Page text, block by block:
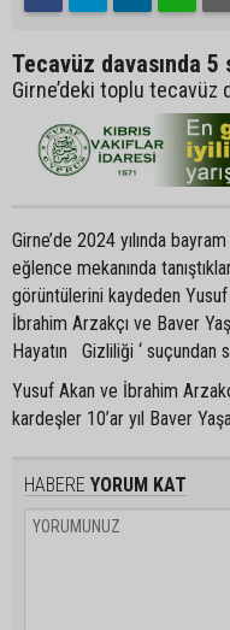
Tecavüz davasında 5
Girne’deki toplu tecavüz
Girne’de 2024 yılında
eğlence mekanında
görüntülerini kaydeden
İbrahim Arzakçı ve Baver
Hayatın Gizliliği ‘ suçundan
Yusuf Akan ve İbrahim
kardeşler 10’ar yıl Baver
HABERE YORUM KAT